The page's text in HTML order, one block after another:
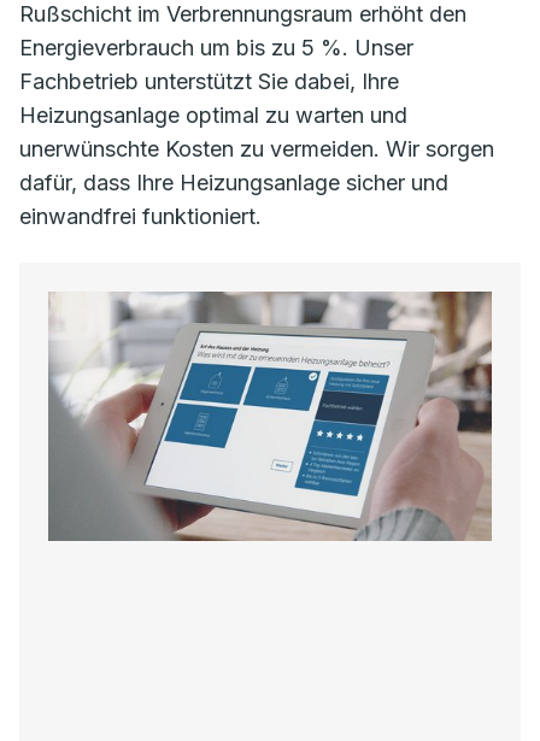
Rußschicht im Verbrennungsraum erhöht den
Energieverbrauch um bis zu 5 %. Unser
Fachbetrieb unterstützt Sie dabei, Ihre
Heizungsanlage optimal zu warten und
unerwünschte Kosten zu vermeiden. Wir sorgen
dafür, dass Ihre Heizungsanlage sicher und
einwandfrei funktioniert.